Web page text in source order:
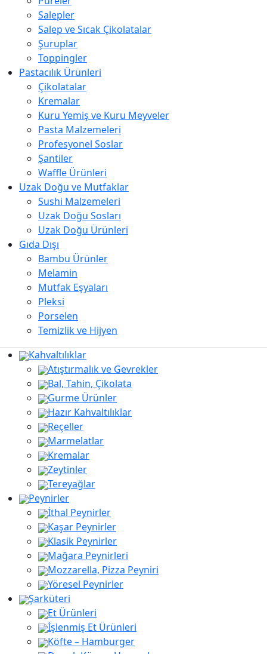
Salepler
Salep ve Sıcak Çikolatalar
Şuruplar
Toppingler
Pastacılık Ürünleri
Çikolatalar
Kremalar
Kuru Yemiş ve Kuru Meyveler
Pasta Malzemeleri
Profesyonel Soslar
Şantiler
Waffle Ürünleri
Uzak Doğu ve Mutfaklar
Sushi Malzemeleri
Uzak Doğu Sosları
Uzak Doğu Ürünleri
Gıda Dışı
Bambu Ürünler
Melamin
Mutfak Eşyaları
Pleksi
Porselen
Temizlik ve Hijyen
Kahvaltılıklar
Atıştırmalık ve Gevrekler
Bal, Tahin, Çikolata
Gurme Ürünler
Hazır Kahvaltılıklar
Reçeller
Marmelatlar
Kremalar
Zeytinler
Tereyağlar
Peynirler
İthal Peynirler
Kaşar Peynirler
Klasik Peynirler
Mağara Peynirleri
Mozzarella, Pizza Peyniri
Yöresel Peynirler
Şarküteri
Et Ürünleri
İşlenmiş Et Ürünleri
Köfte – Hamburger